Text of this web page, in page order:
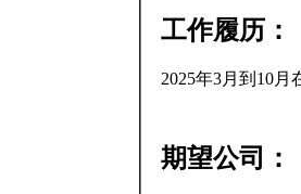
工作履历：
2025年3月到10月
期望公司：